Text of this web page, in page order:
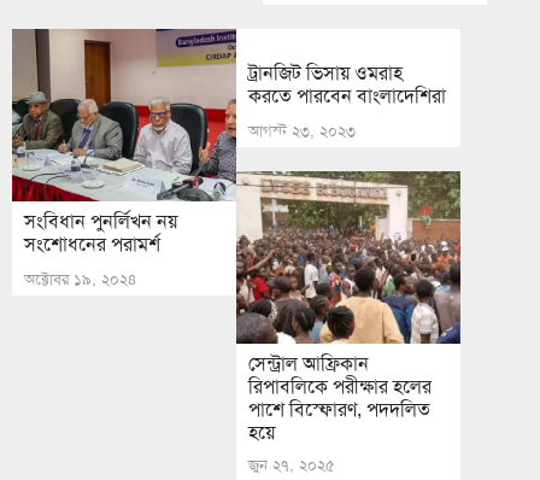
সংবিধান পুনর্লিখন নয়
সংশোধনের পরামর্শ
অক্টোবর ১৯, ২০২৪
ট্রানজিট ভিসায় ওমরাহ
করতে পারবেন বাংলাদেশিরা
আগস্ট ২৩, ২০২৩
সেন্ট্রাল আফ্রিকান
রিপাবলিকে পরীক্ষার হলের
পাশে বিস্ফোরণ, পদদলিত
হয়ে
জুন ২৭, ২০২৫